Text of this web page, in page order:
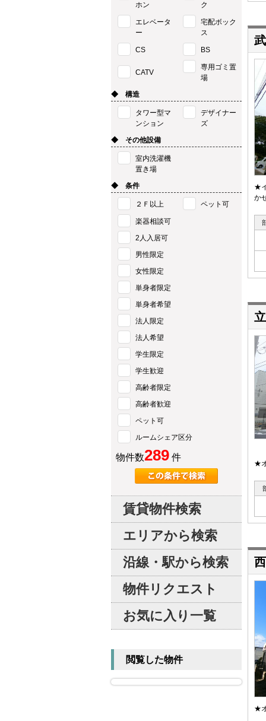
★
か
★
★
ホン
ク
エレベータ
ー
宅配ボック
ス
CS BS
CATV
専用ゴミ置
場
◆ 構造
タワー型マ
ンション
デザイナー
ズ
◆ その他設備
室内洗濯機
置き場
◆ 条件
２Ｆ以上 ペット可
楽器相談可
2人入居可
男性限定
女性限定
単身者限定
単身者希望
法人限定
法人希望
学生限定
学生歓迎
高齢者限定
高齢者歓迎
ペット可
ルームシェア区分
物件数289 件
賃貸物件検索
エリアから検索
沿線・駅から検索
物件リクエスト
お気に入り一覧
閲覧した物件